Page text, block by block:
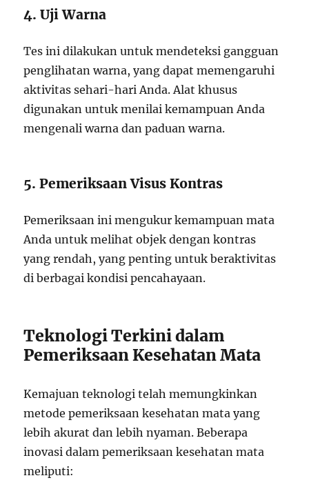
4. Uji Warna
Tes ini dilakukan untuk mendeteksi gangguan
penglihatan warna, yang dapat memengaruhi
aktivitas sehari-hari Anda. Alat khusus
digunakan untuk menilai kemampuan Anda
mengenali warna dan paduan warna.
5. Pemeriksaan Visus Kontras
Pemeriksaan ini mengukur kemampuan mata
Anda untuk melihat objek dengan kontras
yang rendah, yang penting untuk beraktivitas
di berbagai kondisi pencahayaan.
Teknologi Terkini dalam
Pemeriksaan Kesehatan Mata
Kemajuan teknologi telah memungkinkan
metode pemeriksaan kesehatan mata yang
lebih akurat dan lebih nyaman. Beberapa
inovasi dalam pemeriksaan kesehatan mata
meliputi: